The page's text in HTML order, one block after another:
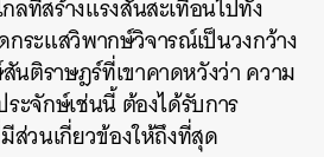
ลที่สร้างแรงสั่นสะเทือนไปทั้ง
กระแสวิพากษ์วิจารณ์เป็นวงกว้าง
ติราษฎร์ที่เขาคาดหวังว่า ความ
ะจักษ์เช่นนี้ ต้องได้รับการ
ส่วนเกี่ยวข้องให้ถึงที่สุด